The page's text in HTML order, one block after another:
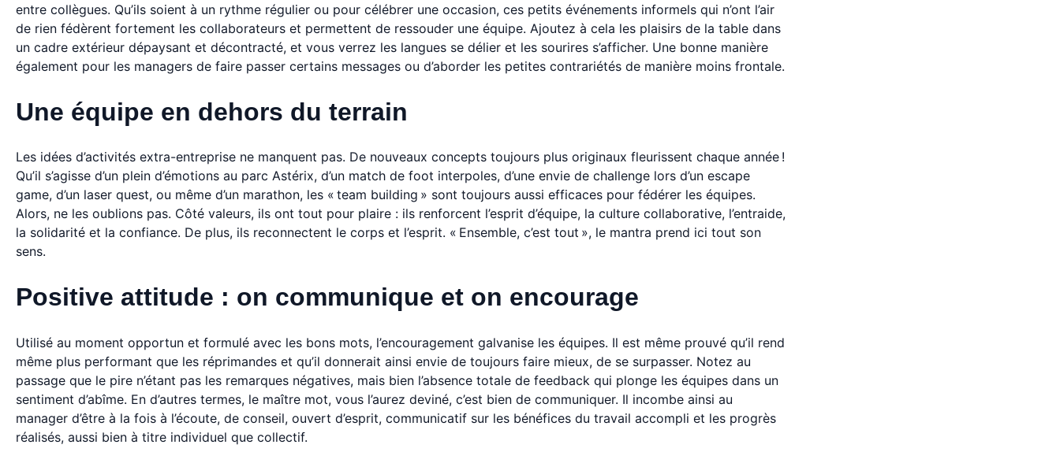
entre collègues. Qu’ils soient à un rythme régulier ou pour célébrer une occasion, ces petits événements informels qui n’ont l’air
de rien fédèrent fortement les collaborateurs et permettent de ressouder une équipe. Ajoutez à cela les plaisirs de la table dans
un cadre extérieur dépaysant et décontracté, et vous verrez les langues se délier et les sourires s’afficher. Une bonne manière
également pour les managers de faire passer certains messages ou d’aborder les petites contrariétés de manière moins frontale.
Une équipe en dehors du terrain
Les idées d’activités extra-entreprise ne manquent pas. De nouveaux concepts toujours plus originaux fleurissent chaque année !
Qu’il s’agisse d’un plein d’émotions au parc Astérix, d’un match de foot interpoles, d’une envie de challenge lors d’un escape
game, d’un laser quest, ou même d’un marathon, les « team building » sont toujours aussi efficaces pour fédérer les équipes.
Alors, ne les oublions pas. Côté valeurs, ils ont tout pour plaire : ils renforcent l’esprit d’équipe, la culture collaborative, l’entraide,
la solidarité et la confiance. De plus, ils reconnectent le corps et l’esprit. « Ensemble, c’est tout », le mantra prend ici tout son
sens.
Positive attitude : on communique et on encourage
Utilisé au moment opportun et formulé avec les bons mots, l’encouragement galvanise les équipes. Il est même prouvé qu’il rend
même plus performant que les réprimandes et qu’il donnerait ainsi envie de toujours faire mieux, de se surpasser. Notez au
passage que le pire n’étant pas les remarques négatives, mais bien l’absence totale de feedback qui plonge les équipes dans un
sentiment d’abîme. En d’autres termes, le maître mot, vous l’aurez deviné, c’est bien de communiquer. Il incombe ainsi au
manager d’être à la fois à l’écoute, de conseil, ouvert d’esprit, communicatif sur les bénéfices du travail accompli et les progrès
réalisés, aussi bien à titre individuel que collectif.